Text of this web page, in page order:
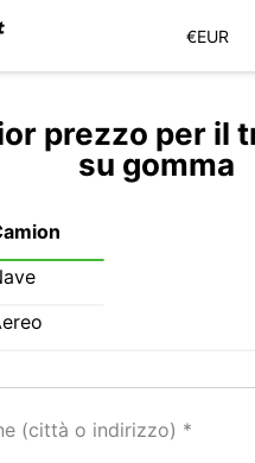
€EUR
prezzo per il
su gomma
(città o indirizzo)